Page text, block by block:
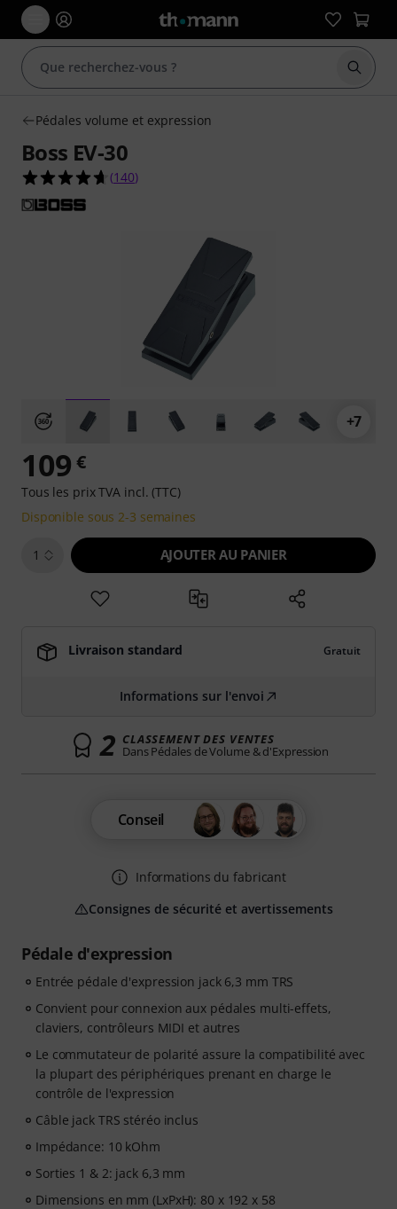
Pédales volume et expression
Boss EV-30
4.7 étoiles sur 5 d'après 140 évaluations clients
(140)
+7
Pédale d'expression
Entrée pédale d'expression jack 6,3 mm TRS
Convient pour connexion aux pédales multi-effets,
claviers, contrôleurs MIDI et autres
Le commutateur de polarité assure la compatibilité avec
la plupart des périphériques prenant en charge le
contrôle de l'expression
Câble jack TRS stéréo inclus
Impédance: 10 kOhm
Sorties 1 & 2: jack 6,3 mm
Dimensions en mm (LxPxH): 80 x 192 x 58
109 €
Tous les prix TVA incl. (TTC)
Disponible sous 2-3 semaines
1 AJOUTER AU PANIER
Livraison standard Gratuit
Informations sur l'envoi
2 CLASSEMENT DES VENTES
Dans Pédales de Volume & d'Expression
Conseil
Informations du fabricant
Consignes de sécurité et avertissements